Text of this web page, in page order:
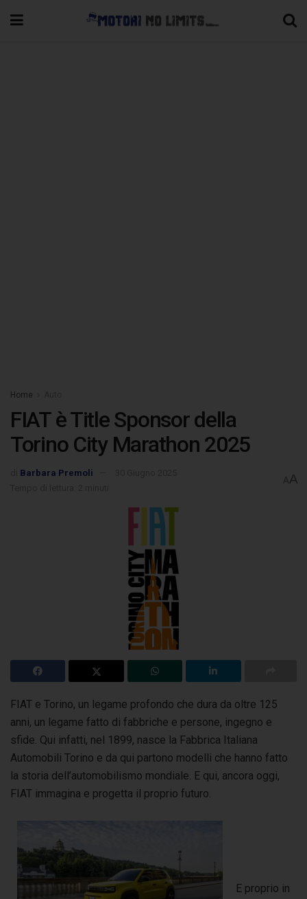
Home
FIAT è Title Sponsor della
Torino City Marathon 2025
Barbara Premoli
AA
FIAT e Torino, un legame profondo che dura da oltre 125
anni, un legame fatto di fabbriche e persone, ingegno e
sfide. Qui infatti, nel 1899, nasce la Fabbrica Italiana
Automobili Torino e da qui partono modelli che hanno fatto
la storia dell’automobilismo mondiale. E qui, ancora oggi,
FIAT immagina e progetta il proprio futuro.
E proprio in